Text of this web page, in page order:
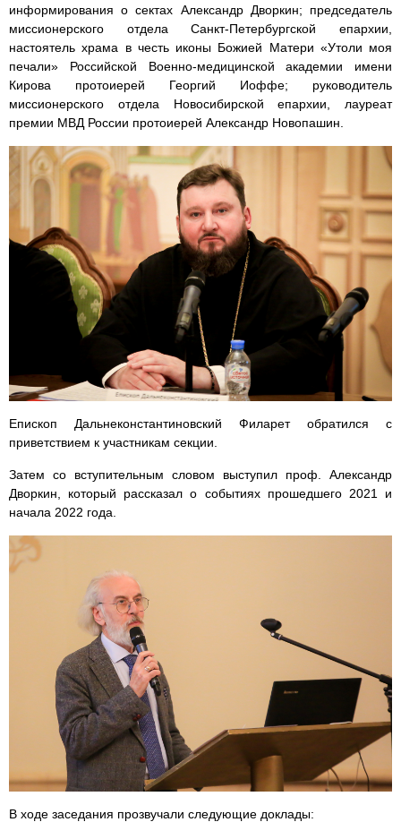
информирования о сектах Александр Дворкин; председатель
миссионерского отдела Санкт-Петербургской епархии,
настоятель храма в честь иконы Божией Матери «Утоли моя
печали» Российской Военно-медицинской академии имени
Кирова протоиерей Георгий Иоффе; руководитель
миссионерского отдела Новосибирской епархии, лауреат
премии МВД России протоиерей Александр Новопашин.
Епископ Дальнеконстантиновский Филарет обратился с
приветствием к участникам секции.
Затем со вступительным словом выступил проф. Александр
Дворкин, который рассказал о событиях прошедшего 2021 и
начала 2022 года.
В ходе заседания прозвучали следующие доклады: